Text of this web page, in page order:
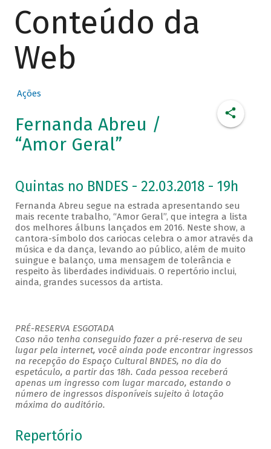
Conteúdo da
Web
Ações
Fernanda Abreu /
“Amor Geral”
Quintas no BNDES - 22.03.2018 - 19h
Fernanda Abreu segue na estrada apresentando seu
mais recente trabalho, “Amor Geral”, que integra a lista
dos melhores álbuns lançados em 2016. Neste show, a
cantora-símbolo dos cariocas celebra o amor através da
música e da dança, levando ao público, além de muito
suingue e balanço, uma mensagem de tolerância e
respeito às liberdades individuais. O repertório inclui,
ainda, grandes sucessos da artista.
PRÉ-RESERVA ESGOTADA
Caso não tenha conseguido fazer a pré-reserva de seu
lugar pela internet, você ainda pode encontrar ingressos
na recepção do Espaço Cultural BNDES, no dia do
espetáculo, a partir das 18h. Cada pessoa receberá
apenas um ingresso com lugar marcado, estando o
número de ingressos disponíveis sujeito à lotação
máxima do auditório.
Repertório